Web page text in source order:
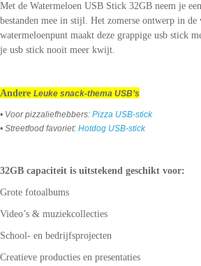
Met de Watermeloen USB Stick 32GB neem je
bestanden mee in stijl. Het zomerse ontwerp in de
watermeloenpunt maakt deze grappige usb stick
je usb stick nooit meer kwijt.
Andere Leuke snack-thema USB’s
• Voor pizzaliefhebbers: Pizza USB-stick
• Streetfood favoriet: Hotdog USB-stick
32GB capaciteit is uitstekend geschikt voor:
Grote fotoalbums
Video’s & muziekcollecties
School- en bedrijfsprojecten
Creatieve producties en presentaties